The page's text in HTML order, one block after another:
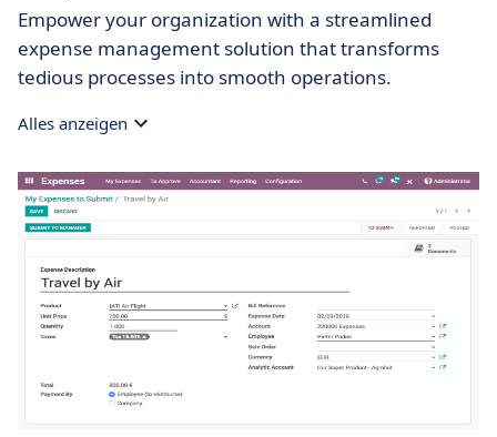
Empower your organization with a streamlined
expense management solution that transforms
tedious processes into smooth operations.
Alles anzeigen